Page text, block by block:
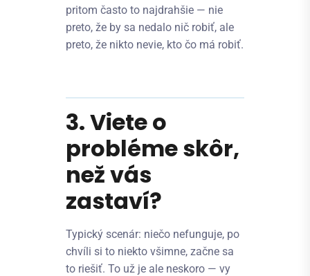
pritom často to najdrahšie — nie
preto, že by sa nedalo nič robiť, ale
preto, že nikto nevie, kto čo má robiť.
3. Viete o
probléme skôr,
než vás
zastaví?
Typický scenár: niečo nefunguje, po
chvíli si to niekto všimne, začne sa
to riešiť. To už je ale neskoro — vy